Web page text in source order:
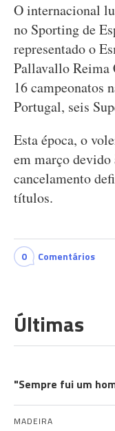
O internacional
no Sporting de
representado o
Pallavallo Reima
16 campeonatos
Portugal, seis
Esta época, o
em março
cancelamento
títulos.
0 Comentários
Últimas
"Sempre fui um
MADEIRA